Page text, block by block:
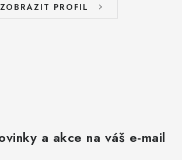
ZOBRAZIT PROFIL
a akce na váš e-mail